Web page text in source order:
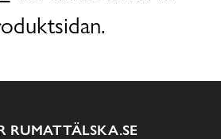
RUMATTÄLSKA.SE